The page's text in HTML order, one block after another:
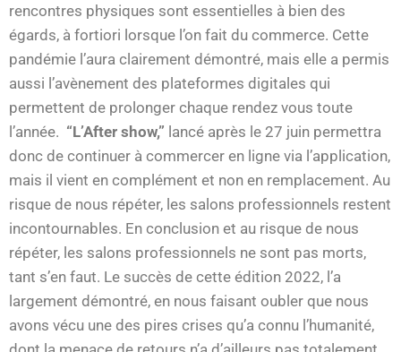
rencontres physiques sont essentielles à bien des
égards, à fortiori lorsque l’on fait du commerce. Cette
pandémie l’aura clairement démontré, mais elle a permis
aussi l’avènement des plateformes digitales qui
permettent de prolonger chaque rendez vous toute
l’année. “L’After show,” lancé après le 27 juin permettra
donc de continuer à commercer en ligne via l’application,
mais il vient en complément et non en remplacement. Au
risque de nous répéter, les salons professionnels restent
incontournables. En conclusion et au risque de nous
répéter, les salons professionnels ne sont pas morts,
tant s’en faut. Le succès de cette édition 2022, l’a
largement démontré, en nous faisant oubler que nous
avons vécu une des pires crises qu’a connu l’humanité,